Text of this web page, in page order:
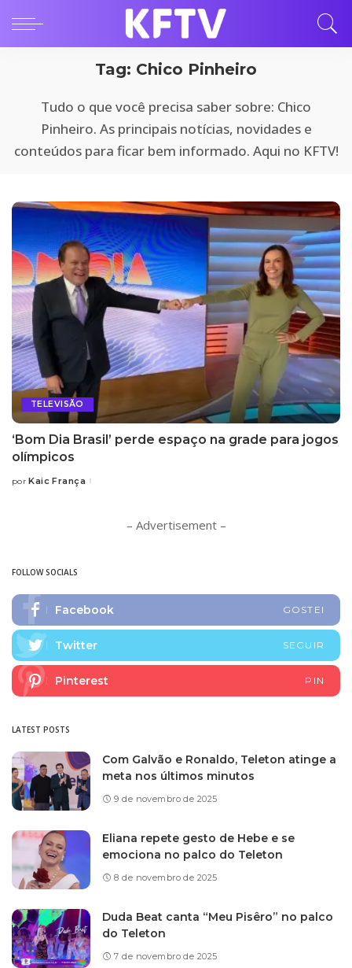
Tag: Chico Pinheiro
Tudo o que você precisa saber sobre: Chico
Pinheiro. As principais notícias, novidades e
conteúdos para ficar bem informado. Aqui no KFTV!
TELEVISÃO
‘Bom Dia Brasil’ perde espaço na grade para jogos
olímpicos
Posted
por Kaic França
– Advertisement –
FOLLOW SOCIALS
Facebook GOSTEI
Twitter SEGUIR
Pinterest PIN
LATEST POSTS
Com Galvão e Ronaldo, Teleton atinge a
meta nos últimos minutos
9 de novembro de 2025
Eliana repete gesto de Hebe e se
emociona no palco do Teleton
8 de novembro de 2025
Duda Beat canta “Meu Pisêro” no palco
do Teleton
7 de novembro de 2025